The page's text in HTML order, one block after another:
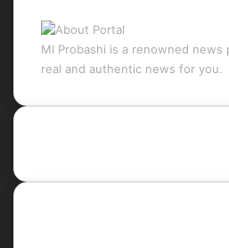
MI Probashi is a renowned news
real and authentic news for you.